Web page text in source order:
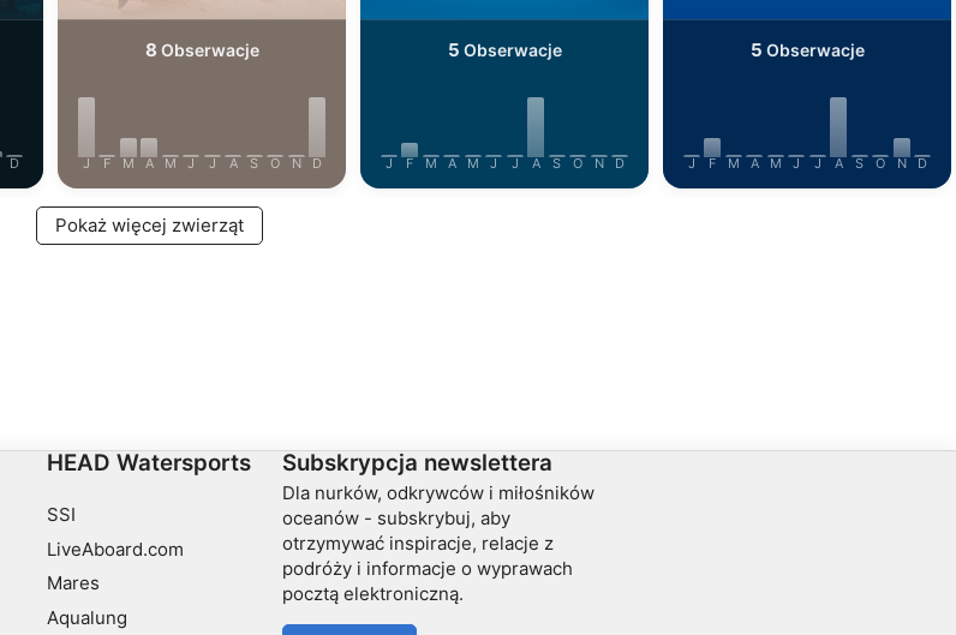
D
8 Obserwacje
J F M A M J J A S O N D
5 Obserwacje
J F M A M J J A S O N D
5 Obserwacje
J F M A M J J A S O N D
Pokaż więcej zwierząt
HEAD Watersports
SSI
LiveAboard.com
Mares
Aqualung
Subskrypcja newslettera
Dla nurków, odkrywców i miłośników
oceanów - subskrybuj, aby
otrzymywać inspiracje, relacje z
podróży i informacje o wyprawach
pocztą elektroniczną.